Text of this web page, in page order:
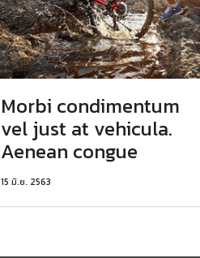
Morbi condimentum
vel just at vehicula.
Aenean congue
15 มิ.ย. 2563